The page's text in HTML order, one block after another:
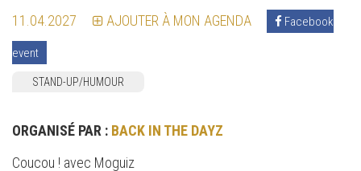
11.04.2027 AJOUTER À MON AGENDA Facebook
event
STAND-UP/HUMOUR
ORGANISÉ PAR : BACK IN THE DAYZ
Coucou ! avec Moguiz